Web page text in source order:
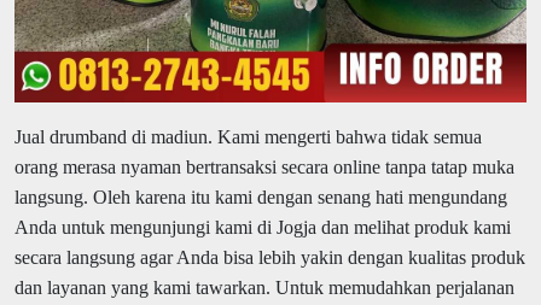
Jual drumband di madiun. Kami mengerti bahwa tidak semua
orang merasa nyaman bertransaksi secara online tanpa tatap muka
langsung. Oleh karena itu kami dengan senang hati mengundang
Anda untuk mengunjungi kami di Jogja dan melihat produk kami
secara langsung agar Anda bisa lebih yakin dengan kualitas produk
dan layanan yang kami tawarkan. Untuk memudahkan perjalanan